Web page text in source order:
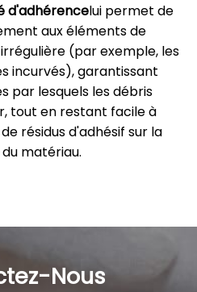
d'adhérencelui permet de
aux éléments de
(par exemple, les
incurvés), garantissant
par lesquels les débris
tout en restant facile à
résidus d'adhésif sur la
matériau.
Nous